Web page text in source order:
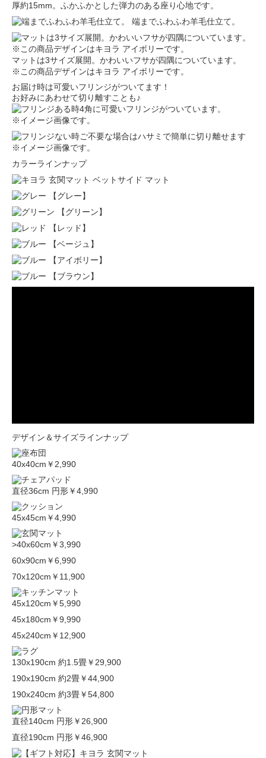
厚約15mm。ふかふかとした弾力のある座り心地です。
端までふわふわ羊毛仕立て。
マットは3サイズ展開。かわいいフサが四隅についています。
※この商品デザインはキヨラ アイボリーです。
お届け時は可愛いフリンジがついてます！
お好みにあわせて切り離すことも♪
4角に可愛いフリンジがついています。
※イメージ画像です。
ご不要な場合はハサミで簡単に切り離せます
※イメージ画像です。
カラーラインナップ
【グレー】
【グリーン】
【レッド】
【ベージュ】
【アイボリー】
【ブラウン】
デザイン＆サイズラインナップ
40x40cm ￥2,990
直径36cm 円形￥4,990
45x45cm ￥4,990
>40x60cm ￥3,990
60x90cm ￥6,990
70x120cm ￥11,900
45x120cm ￥5,990
45x180cm ￥9,990
45x240cm ￥12,900
130x190cm 約1.5畳￥29,900
190x190cm 約2畳￥44,900
190x240cm 約3畳￥54,800
直径140cm 円形￥26,900
直径190cm 円形￥46,900